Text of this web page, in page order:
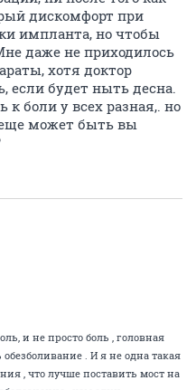
дискомфорт при
импланта, но чтобы
даже не приходилось
хотя доктор
если будет ныть десна.
боли у всех разная,. но
может быть вы
и не просто боль , головная
. И я не одна такая
, что лучше поставить мост на